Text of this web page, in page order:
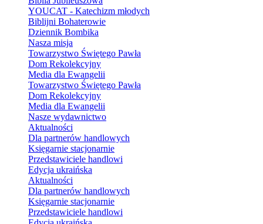
YOUCAT - Katechizm młodych
Biblijni Bohaterowie
Dziennik Bombika
Nasza misja
Towarzystwo Świętego Pawła
Dom Rekolekcyjny
Media dla Ewangelii
Towarzystwo Świętego Pawła
Dom Rekolekcyjny
Media dla Ewangelii
Nasze wydawnictwo
Aktualności
Dla partnerów handlowych
Księgarnie stacjonarnie
Przedstawiciele handlowi
Edycja ukraińska
Aktualności
Dla partnerów handlowych
Księgarnie stacjonarnie
Przedstawiciele handlowi